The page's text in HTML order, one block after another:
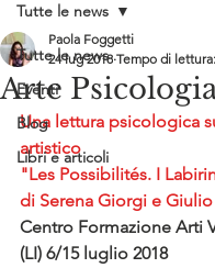
Tutte le news
Eventi
Blog
Libri e articoli
Tutte le news
Arte
Paola Foggetti
24 lug 2018 Tempo di
Una lettura psicologica
artistico
"Les Possibilités. I
di Serena Giorgi e
Centro Formazione Arti
(LI) 6/15 luglio 2018